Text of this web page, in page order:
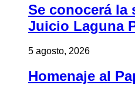
Se conocerá la
Juicio Laguna
5 agosto, 2026
Homenaje al